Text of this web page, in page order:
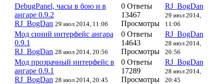
DebugPanel, часы в бою и в
ангаре 0.9.2
RJ_BogDan 29 июл 2014, 11:06
0 Ответы
13467
Просмотры
RJ_BogDan
29 июл 2014,
11:06
Мод синий интерфейс ангара
0.9.1
RJ_BogDan 28 июл 2014, 20:56
0 Ответы
14643
Просмотры
RJ_BogDan
28 июл 2014,
20:56
Мод прозрачный интерфейс в
ангаре 0.9.1
RJ_BogDan 28 июл 2014, 20:45
0 Ответы
17289
Просмотры
RJ_BogDan
28 июл 2014,
20:45